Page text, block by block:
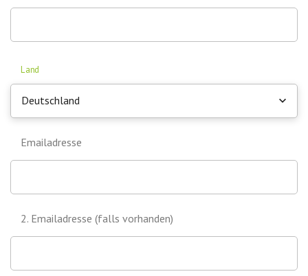
Land
Deutschland
Emailadresse
2. Emailadresse (falls vorhanden)